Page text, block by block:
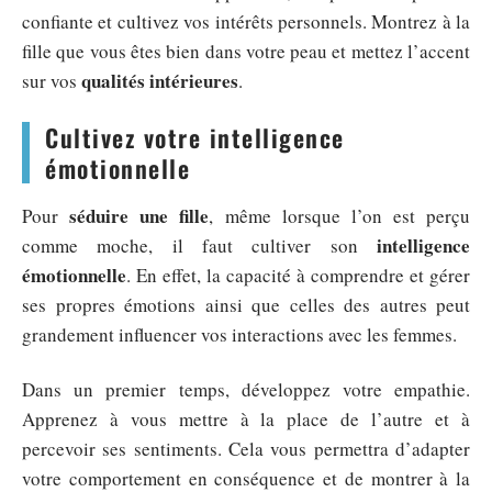
confiante et cultivez vos intérêts personnels. Montrez à la
fille que vous êtes bien dans votre peau et mettez l’accent
sur vos qualités intérieures.
Cultivez votre intelligence
émotionnelle
Pourséduire une fille, même lorsque l’on est perçu
comme moche, il faut cultiver son intelligence
émotionnelle. En effet, la capacité à comprendre et gérer
ses propres émotions ainsi que celles des autres peut
grandement influencer vos interactions avec les femmes.
Dans un premier temps, développez votre empathie.
Apprenez à vous mettre à la place de l’autre et à
percevoir ses sentiments. Cela vous permettra d’adapter
votre comportement en conséquence et de montrer à la